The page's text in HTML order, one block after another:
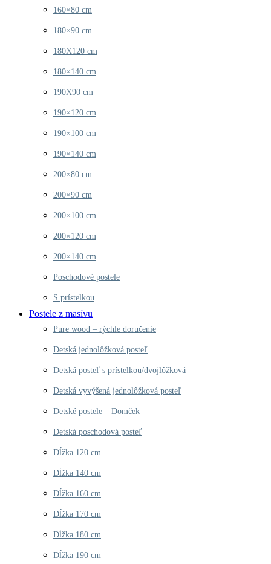
160×80 cm
180×90 cm
180X120 cm
180×140 cm
190X90 cm
190×120 cm
190×100 cm
190×140 cm
200×80 cm
200×90 cm
200×100 cm
200×120 cm
200×140 cm
Poschodové postele
S prístelkou
Postele z masívu
Pure wood – rýchle doručenie
Detská jednolôžková posteľ
Detská posteľ s prístelkou/dvojlôžková
Detská vyvýšená jednolôžková posteľ
Detské postele – Domček
Detská poschodová posteľ
Dĺžka 120 cm
Dĺžka 140 cm
Dĺžka 160 cm
Dĺžka 170 cm
Dĺžka 180 cm
Dĺžka 190 cm